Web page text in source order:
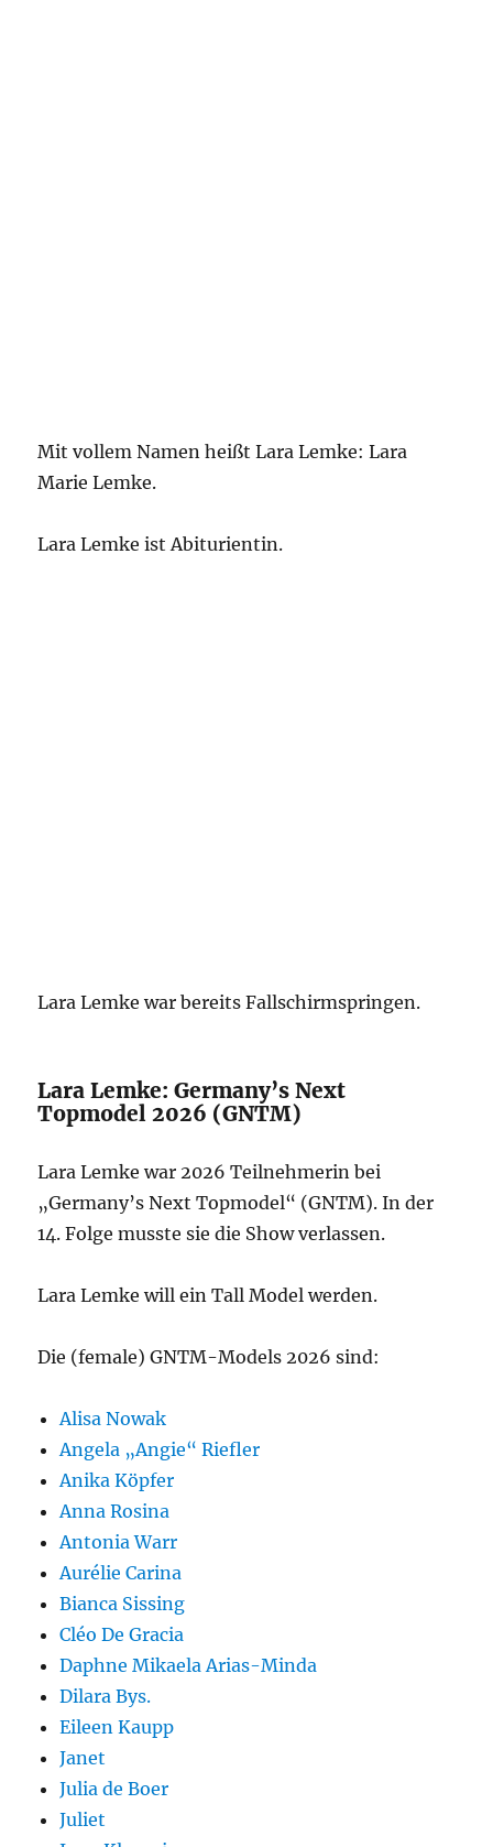
Mit vollem Namen heißt Lara Lemke: Lara
Marie Lemke.
Lara Lemke ist Abiturientin.
Lara Lemke war bereits Fallschirmspringen.
Lara Lemke: Germany’s Next
Topmodel 2026 (GNTM)
Lara Lemke war 2026 Teilnehmerin bei
„Germany’s Next Topmodel“ (GNTM). In der
14. Folge musste sie die Show verlassen.
Lara Lemke will ein Tall Model werden.
Die (female) GNTM-Models 2026 sind:
Alisa Nowak
Angela „Angie“ Riefler
Anika Köpfer
Anna Rosina
Antonia Warr
Aurélie Carina
Bianca Sissing
Cléo De Gracia
Daphne Mikaela Arias-Minda
Dilara Bys.
Eileen Kaupp
Janet
Julia de Boer
Juliet